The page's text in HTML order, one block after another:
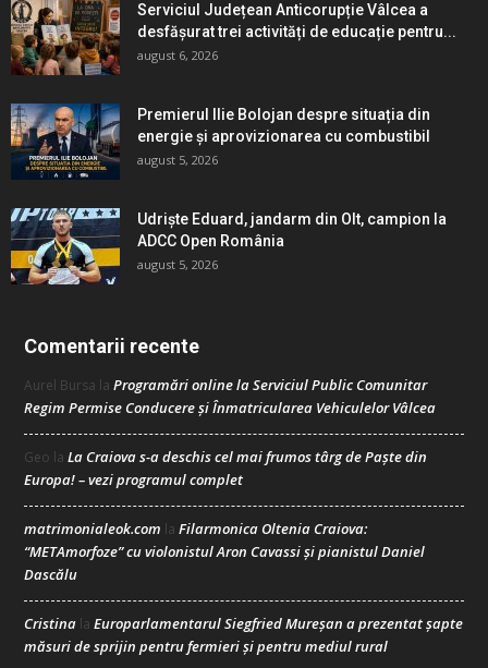
Serviciul Județean Anticorupție Vâlcea a
desfășurat trei activități de educație pentru...
august 6, 2026
Premierul Ilie Bolojan despre situația din
energie și aprovizionarea cu combustibil
august 5, 2026
Udriște Eduard, jandarm din Olt, campion la
ADCC Open România
august 5, 2026
Comentarii recente
Aurel Bursa la Programări online la Serviciul Public Comunitar
Regim Permise Conducere şi Înmatricularea Vehiculelor Vâlcea
Geo la La Craiova s-a deschis cel mai frumos târg de Paște din
Europa! – vezi programul complet
matrimonialeok.com la Filarmonica Oltenia Craiova:
“METAmorfoze” cu violonistul Aron Cavassi și pianistul Daniel
Dascălu
Cristina la Europarlamentarul Siegfried Mureșan a prezentat șapte
măsuri de sprijin pentru fermieri și pentru mediul rural